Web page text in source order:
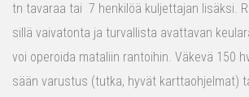
tn tavaraa tai 7 henkilöä kuljettajan lisäksi.
sillä vaivatonta ja turvallista avattavan
voi operoida mataliin rantoihin. Väkevä 150
sään varustus (tutka, hyvät karttaohjelmat)